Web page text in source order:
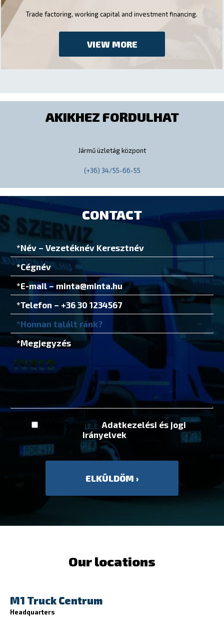
Trade factoring, working capital and investment financing.
VIEW MORE
AKIKHEZ FORDULHAT
Jármű üzletág központ
(+36) 34/55-66-55
CONTACT
* kötelezően kitöltendő
Elfogadom az Adatkezelési és jogi
irányelveket
Our locations
M1 Truck Centrum
Headquarters